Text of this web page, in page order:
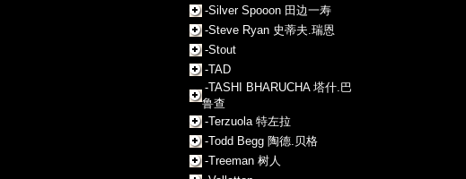
-Silver Spooon 田边一寿
-Steve Ryan 史蒂夫.瑞恩
-Stout
-TAD
-TASHI BHARUCHA 塔什.巴
鲁查
-Terzuola 特左拉
-Todd Begg 陶德.贝格
-Treeman 树人